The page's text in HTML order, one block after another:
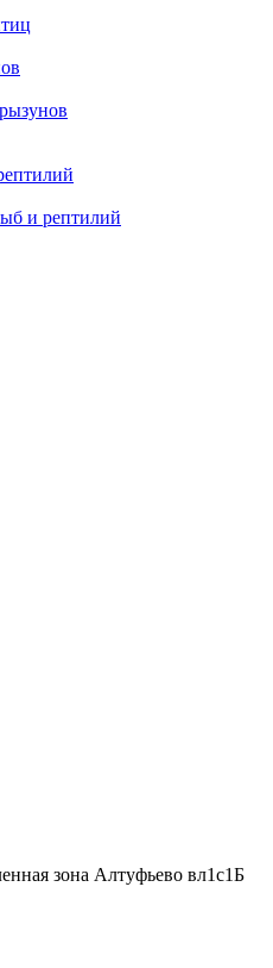
и рептилий
зона Алтуфьево вл1с1Б